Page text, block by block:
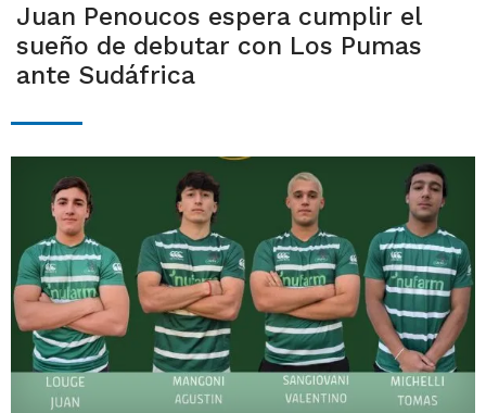
Juan Penoucos espera cumplir el
sueño de debutar con Los Pumas
ante Sudáfrica